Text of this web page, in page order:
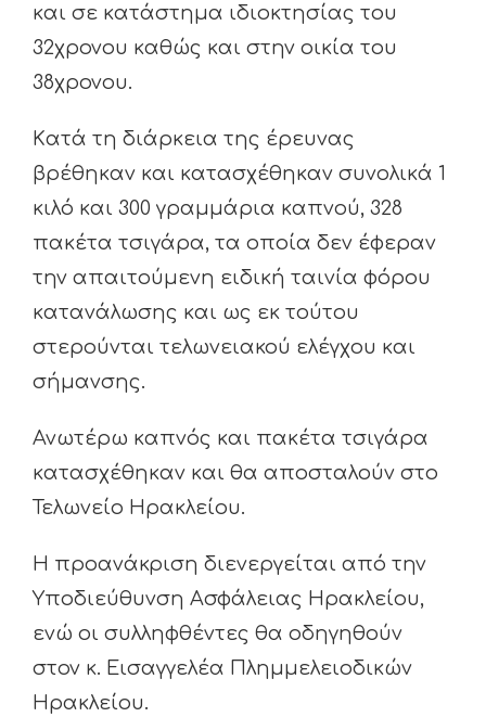
και σε κατάστημα ιδιοκτησίας του
32χρονου καθώς και στην οικία του
38χρονου.
Kατά τη διάρκεια της έρευνας
βρέθηκαν και κατασχέθηκαν συνολικά 1
κιλό και 300 γραμμάρια καπνού, 328
πακέτα τσιγάρα, τα οποία δεν έφεραν
την απαιτούμενη ειδική ταινία φόρου
κατανάλωσης και ως εκ τούτου
στερούνται τελωνειακού ελέγχου και
σήμανσης.
Ανωτέρω καπνός και πακέτα τσιγάρα
κατασχέθηκαν και θα αποσταλούν στο
Τελωνείο Ηρακλείου.
Η προανάκριση διενεργείται από την
Υποδιεύθυνση Ασφάλειας Ηρακλείου,
ενώ οι συλληφθέντες θα οδηγηθούν
στον κ. Εισαγγελέα Πλημμελειοδικών
Ηρακλείου.